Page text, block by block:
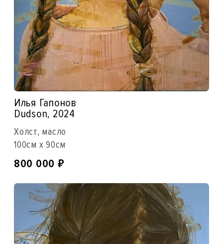
Илья Гапонов
Dudson, 2024
Холст, масло
100см x 90см
800 000 ₽